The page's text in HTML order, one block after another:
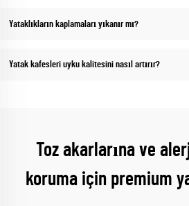
Yataklıkların kaplamaları yıkanır mı?
Yatak kafesleri uyku kalitesini nasıl artırır?
Toz akarlarına ve
koruma için premium